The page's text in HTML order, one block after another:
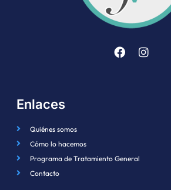
Enlaces
Quiénes somos
Cómo lo hacemos
Programa de Tratamiento General
Contacto